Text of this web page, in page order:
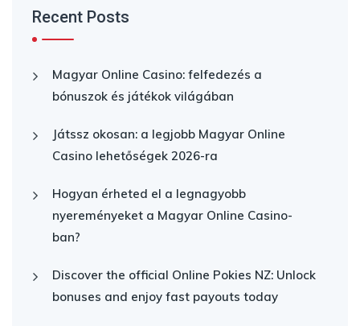
Recent Posts
Magyar Online Casino: felfedezés a
bónuszok és játékok világában
Játssz okosan: a legjobb Magyar Online
Casino lehetőségek 2026-ra
Hogyan érheted el a legnagyobb
nyereményeket a Magyar Online Casino-
ban?
Discover the official Online Pokies NZ: Unlock
bonuses and enjoy fast payouts today